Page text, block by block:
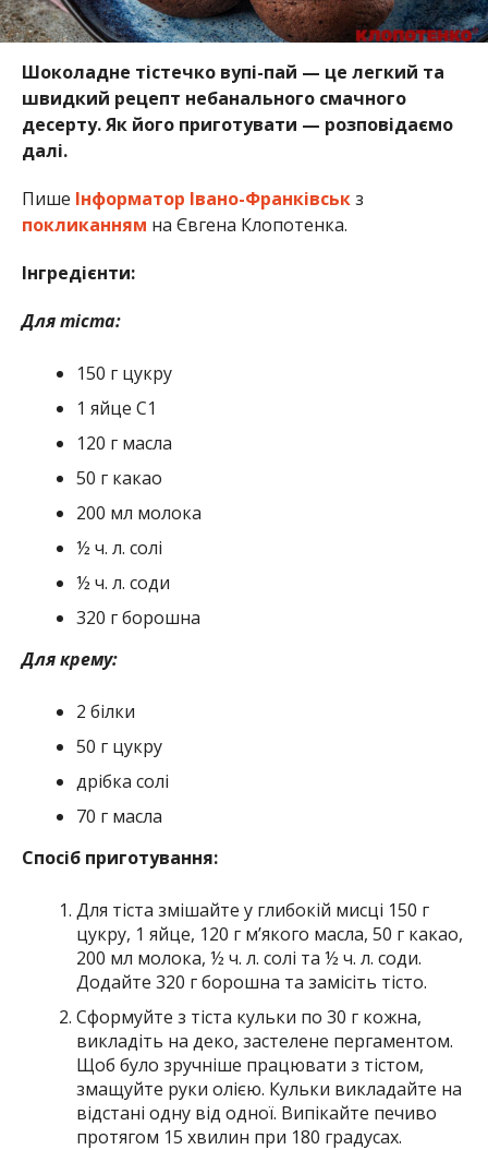
Шоколадне тістечко вупі-пай — це легкий та
швидкий рецепт небанального смачного
десерту. Як його приготувати — розповідаємо
далі.
Пише Інформатор Івано-Франківськз
покликанням на Євгена Клопотенка.
Інгредієнти:
Для тіста:
150 г цукру
1 яйце С1
120 г масла
50 г какао
200 мл молока
½ ч. л. солі
½ ч. л. соди
320 г борошна
Для крему:
2 білки
50 г цукру
дрібка солі
70 г масла
Спосіб приготування:
Для тіста змішайте у глибокій мисці 150 г
цукру, 1 яйце, 120 г мʼякого масла, 50 г какао,
200 мл молока, ½ ч. л. солі та ½ ч. л. соди.
Додайте 320 г борошна та замісіть тісто.
Сформуйте з тіста кульки по 30 г кожна,
викладіть на деко, застелене пергаментом.
Щоб було зручніше працювати з тістом,
змащуйте руки олією. Кульки викладайте на
відстані одну від одної. Випікайте печиво
протягом 15 хвилин при 180 градусах.